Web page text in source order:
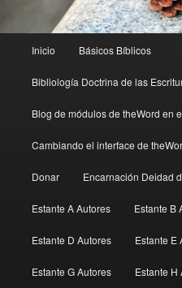
principal
Inicio Básicos Bíblicos
Bibliología Doctrina de las
Blog de módulos de theWord en
Cambiando el interface de
Donar Encarnación Deidad
Estante A Autores Estante B
Estante D Autores Estante E
Estante G Autores Estante H